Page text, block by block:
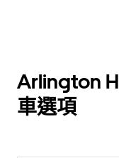
Arlington
車選項